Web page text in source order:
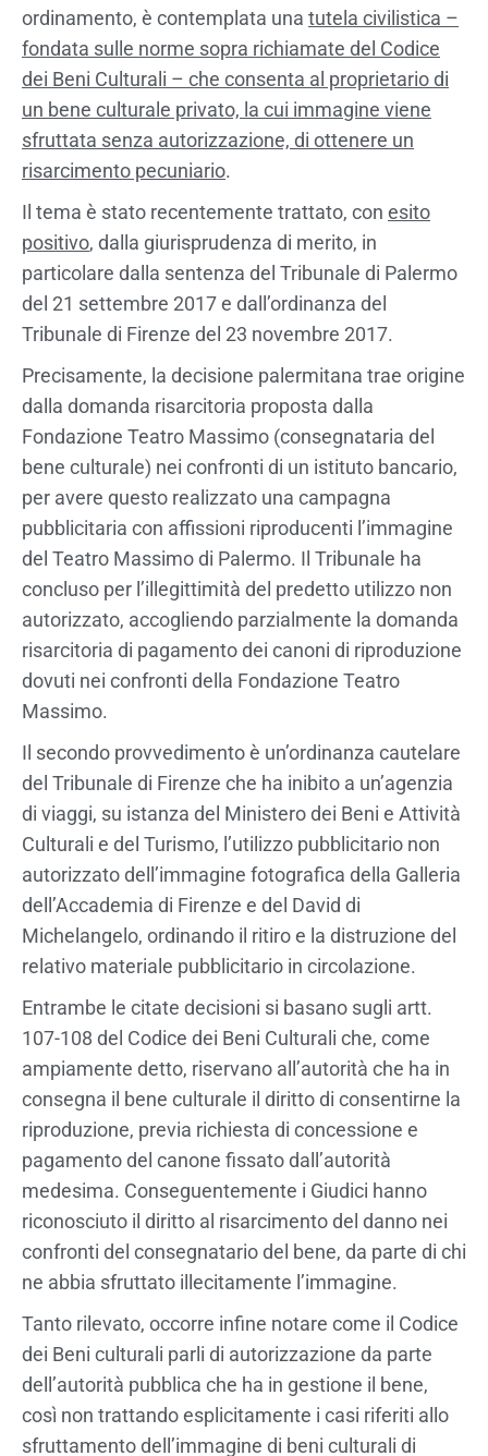
ordinamento, è contemplata una tutela civilistica –
fondata sulle norme sopra richiamate del Codice
dei Beni Culturali – che consenta al proprietario di
un bene culturale privato, la cui immagine viene
sfruttata senza autorizzazione, di ottenere un
risarcimento pecuniario.
Il tema è stato recentemente trattato, con esito
positivo, dalla giurisprudenza di merito, in
particolare dalla sentenza del Tribunale di Palermo
del 21 settembre 2017 e dall’ordinanza del
Tribunale di Firenze del 23 novembre 2017.
Precisamente, la decisione palermitana trae origine
dalla domanda risarcitoria proposta dalla
Fondazione Teatro Massimo (consegnataria del
bene culturale) nei confronti di un istituto bancario,
per avere questo realizzato una campagna
pubblicitaria con affissioni riproducenti l’immagine
del Teatro Massimo di Palermo. Il Tribunale ha
concluso per l’illegittimità del predetto utilizzo non
autorizzato, accogliendo parzialmente la domanda
risarcitoria di pagamento dei canoni di riproduzione
dovuti nei confronti della Fondazione Teatro
Massimo.
Il secondo provvedimento è un’ordinanza cautelare
del Tribunale di Firenze che ha inibito a un’agenzia
di viaggi, su istanza del Ministero dei Beni e Attività
Culturali e del Turismo, l’utilizzo pubblicitario non
autorizzato dell’immagine fotografica della Galleria
dell’Accademia di Firenze e del David di
Michelangelo, ordinando il ritiro e la distruzione del
relativo materiale pubblicitario in circolazione.
Entrambe le citate decisioni si basano sugli artt.
107-108 del Codice dei Beni Culturali che, come
ampiamente detto, riservano all’autorità che ha in
consegna il bene culturale il diritto di consentirne la
riproduzione, previa richiesta di concessione e
pagamento del canone fissato dall’autorità
medesima. Conseguentemente i Giudici hanno
riconosciuto il diritto al risarcimento del danno nei
confronti del consegnatario del bene, da parte di chi
ne abbia sfruttato illecitamente l’immagine.
Tanto rilevato, occorre infine notare come il Codice
dei Beni culturali parli di autorizzazione da parte
dell’autorità pubblica che ha in gestione il bene,
così non trattando esplicitamente i casi riferiti allo
sfruttamento dell’immagine di beni culturali di